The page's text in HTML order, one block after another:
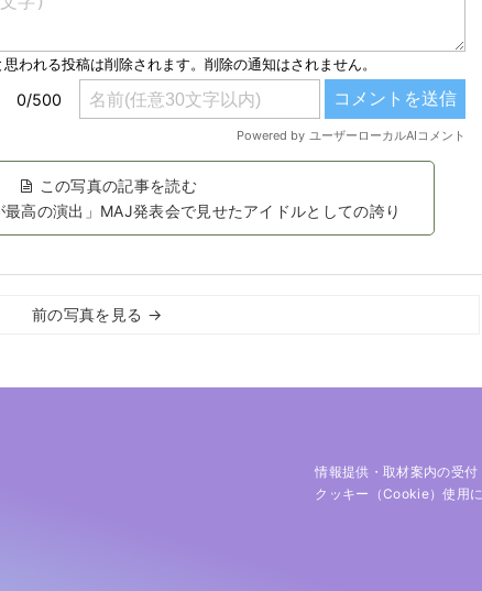
この写真の記事を読む
高の演出」MAJ発表会で見せたアイドルとしての誇り
前の写真を見る →
情報提供・取材案内の受付
クッキー（cookie）使用